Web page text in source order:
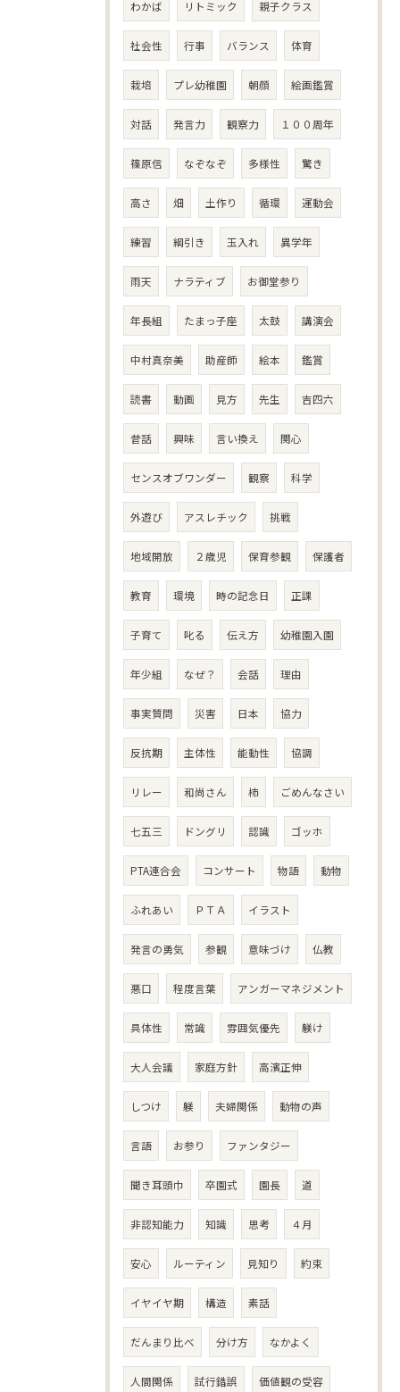
わかば リトミック 親子クラス
社会性 行事 バランス 体育
栽培 プレ幼稚園 朝顔 絵画鑑賞
対話 発言力 観察力 １００周年
篠原信 なぞなぞ 多様性 驚き
高さ 畑 土作り 循環 運動会
練習 綱引き 玉入れ 異学年
雨天 ナラティブ お御堂参り
年長組 たまっ子座 太鼓 講演会
中村真奈美 助産師 絵本 鑑賞
読書 動画 見方 先生 吉四六
昔話 興味 言い換え 関心
センスオブワンダー 観察 科学
外遊び アスレチック 挑戦
地域開放 ２歳児 保育参観 保護者
教育 環境 時の記念日 正課
子育て 叱る 伝え方 幼稚園入園
年少組 なぜ？ 会話 理由
事実質問 災害 日本 協力
反抗期 主体性 能動性 協調
リレー 和尚さん 柿 ごめんなさい
七五三 ドングリ 認識 ゴッホ
PTA連合会 コンサート 物語 動物
ふれあい ＰＴＡ イラスト
発言の勇気 参観 意味づけ 仏教
悪口 程度言葉 アンガーマネジメント
具体性 常識 雰囲気優先 躾け
大人会議 家庭方針 高濱正伸
しつけ 躾 夫婦関係 動物の声
言語 お参り ファンタジー
聞き耳頭巾 卒園式 園長 道
非認知能力 知識 思考 ４月
安心 ルーティン 見知り 約束
イヤイヤ期 構造 素話
だんまり比べ 分け方 なかよく
人間関係 試行錯誤 価値観の受容